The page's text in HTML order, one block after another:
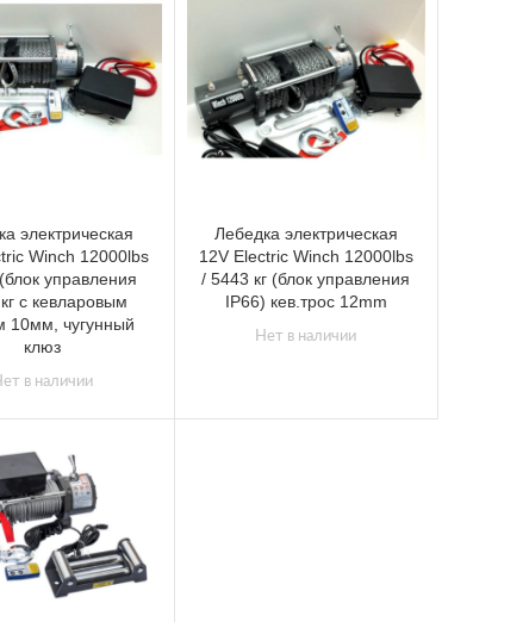
электрическая
Winch 12000lbs
управления
с кевларовым
10мм, чугунный
клюз
в наличии
Лебедка электрическая
12V Electric Winch 12000lbs
/ 5443 кг (блок управления
IP66) кев.трос 12mm
Нет в наличии